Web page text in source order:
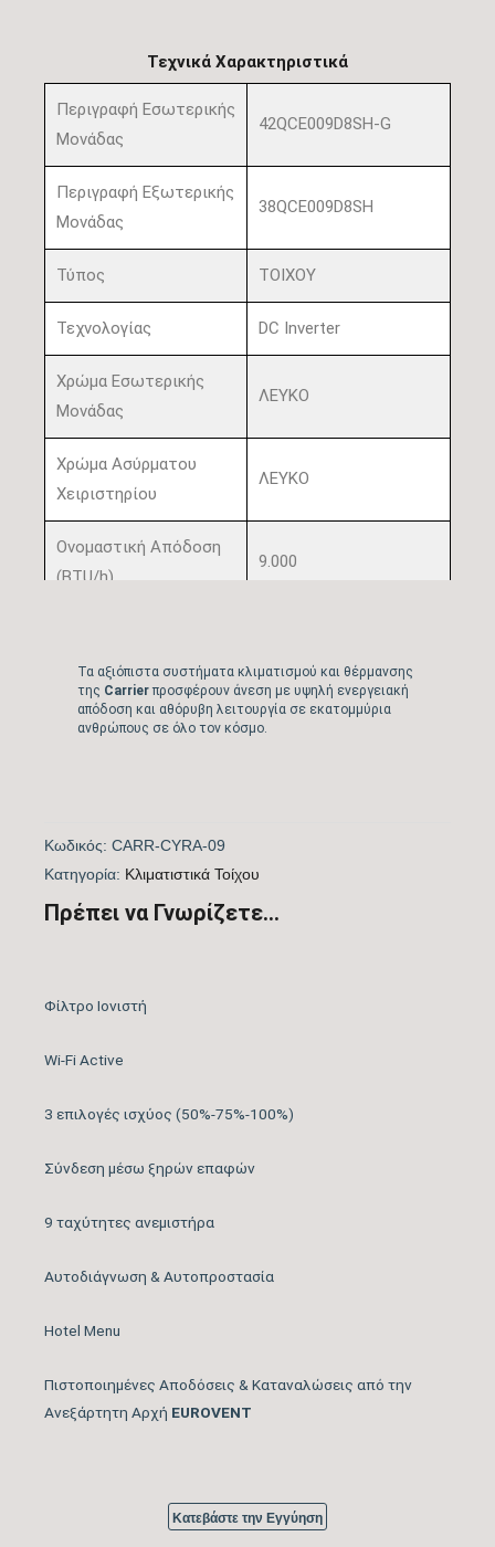
Τα αξιόπιστα συστήματα κλιματισμού και θέρμανσης
της Carrier προσφέρουν άνεση με υψηλή ενεργειακή
απόδοση και αθόρυβη λειτουργία σε εκατομμύρια
ανθρώπους σε όλο τον κόσμο.
Κωδικός: CARR-CYRA-09
Kατηγορία: Kλιματιστικά Τοίχου
Πρέπει να Γνωρίζετε...
Φίλτρο Ιονιστή
Wi-Fi Active
3 επιλογές ισχύος (50%-75%-100%)
Σύνδεση μέσω ξηρών επαφών
9 ταχύτητες ανεμιστήρα
Αυτοδιάγνωση & Αυτοπροστασία
Hotel Menu
Πιστοποιημένες Αποδόσεις & Καταναλώσεις από την
Ανεξάρτητη Αρχή EUROVENT
Κατεβάστε την Εγγύηση
Τεχνικά Χαρακτηριστικά
Περιγραφή Εσωτερικής
Μονάδας
42QCE009D8SH-G
Περιγραφή Εξωτερικής
Μονάδας
38QCE009D8SH
Τύπος ΤΟΙΧΟΥ
Τεχνολογίας DC Inverter
Χρώμα Εσωτερικής
Μονάδας
ΛΕΥΚΟ
Χρώμα Ασύρματου
Χειριστηρίου
ΛΕΥΚΟ
Ονομαστική Απόδοση
(BTU/h)
9.000
Λειτουργία Ψύξη &
Θέρμανση
ΝΑΙ
Συνδεσιμότητα WiFi
Αέρα Εσωτερικής
Μονάδας
χώρους
Λειτουργία Ιονισμού
Μέγιστος Όγκος
(m2)
Κυβικά Μέτρα Κάλυψης
έως … (m3)
50